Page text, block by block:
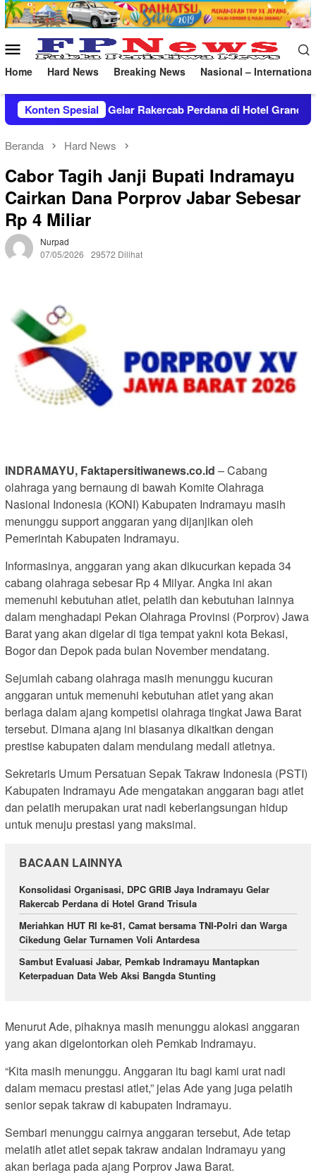
Loncat
ke
Menu
Mobile
Home Hard News Breaking News Nasional – International
Konten Spesial
Perdana di Hotel Grand Trisula Meriahkan HUT
Beranda Hard News
Cabor Tagih Janji Bupati Indramayu
Cairkan Dana Porprov Jabar Sebesar
Rp 4 Miliar
Nurpad
07/05/2026
29572 Dilihat
INDRAMAYU, Faktapersitiwanews.co.id – Cabang
olahraga yang bernaung di bawah Komite Olahraga
Nasional Indonesia (KONI) Kabupaten Indramayu masih
menunggu support anggaran yang dijanjikan oleh
Pemerintah Kabupaten Indramayu.
Informasinya, anggaran yang akan dikucurkan kepada 34
cabang olahraga sebesar Rp 4 Milyar. Angka ini akan
memenuhi kebutuhan atlet, pelatih dan kebutuhan lainnya
dalam menghadapi Pekan Olahraga Provinsi (Porprov) Jawa
Barat yang akan digelar di tiga tempat yakni kota Bekasi,
Bogor dan Depok pada bulan November mendatang.
Sejumlah cabang olahraga masih menunggu kucuran
anggaran untuk memenuhi kebutuhan atlet yang akan
berlaga dalam ajang kompetisi olahraga tingkat Jawa Barat
tersebut. Dimana ajang ini biasanya dikaitkan dengan
prestise kabupaten dalam mendulang medali atletnya.
Sekretaris Umum Persatuan Sepak Takraw Indonesia (PSTI)
Kabupaten Indramayu Ade mengatakan anggaran bagı atlet
dan pelatih merupakan urat nadi keberlangsungan hidup
untuk menuju prestasi yang maksimal.
BACAAN LAINNYA
Konsolidasi Organisasi, DPC GRIB Jaya Indramayu Gelar
Rakercab Perdana di Hotel Grand Trisula
Meriahkan HUT RI ke-81, Camat bersama TNI-Polri dan Warga
Cikedung Gelar Turnamen Voli Antardesa
Sambut Evaluasi Jabar, Pemkab Indramayu Mantapkan
Keterpaduan Data Web Aksi Bangda Stunting
Menurut Ade, pihaknya masih menunggu alokasi anggaran
yang akan digelontorkan oleh Pemkab Indramayu.
“Kita masih menunggu. Anggaran itu bagi kami urat nadi
dalam memacu prestasi atlet,” jelas Ade yang juga pelatih
senior sepak takraw di kabupaten Indramayu.
Sembari menunggu cairnya anggaran tersebut, Ade tetap
melatih atlet atlet sepak takraw andalan Indramayu yang
akan berlaga pada ajang Porprov Jawa Barat.